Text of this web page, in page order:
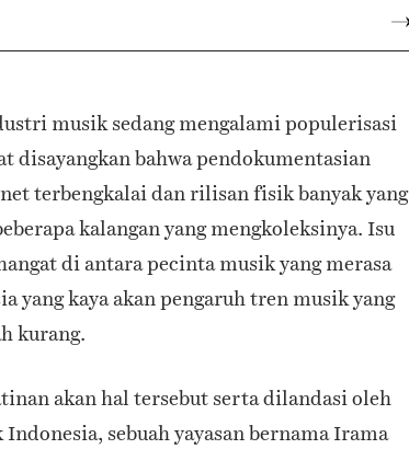
musik sedang mengalami populerisasi
disayangkan bahwa pendokumentasian
terbengkalai dan rilisan fisik banyak yang
kalangan yang mengkoleksinya. Isu
di antara pecinta musik yang merasa
yang kaya akan pengaruh tren musik yang
kurang.
akan hal tersebut serta dilandasi oleh
sebuah yayasan bernama Irama